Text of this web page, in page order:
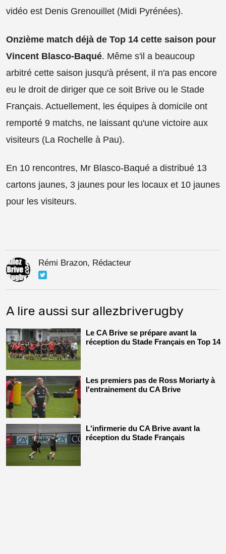
vidéo est Denis Grenouillet (Midi Pyrénées).
Onzième match déjà de Top 14 cette saison pour
Vincent Blasco-Baqué. Même s'il a beaucoup
arbitré cette saison jusqu'à présent, il n'a pas encore
eu le droit de diriger que ce soit Brive ou le Stade
Français. Actuellement, les équipes à domicile ont
remporté 9 matchs, ne laissant qu'une victoire aux
visiteurs (La Rochelle à Pau).
En 10 rencontres, Mr Blasco-Baqué a distribué 13
cartons jaunes, 3 jaunes pour les locaux et 10 jaunes
pour les visiteurs.
Rémi Brazon, Rédacteur
A lire aussi sur allezbriverugby
Le CA Brive se prépare avant la
réception du Stade Français en Top 14
Les premiers pas de Ross Moriarty à
l'entrainement du CA Brive
L'infirmerie du CA Brive avant la
réception du Stade Français